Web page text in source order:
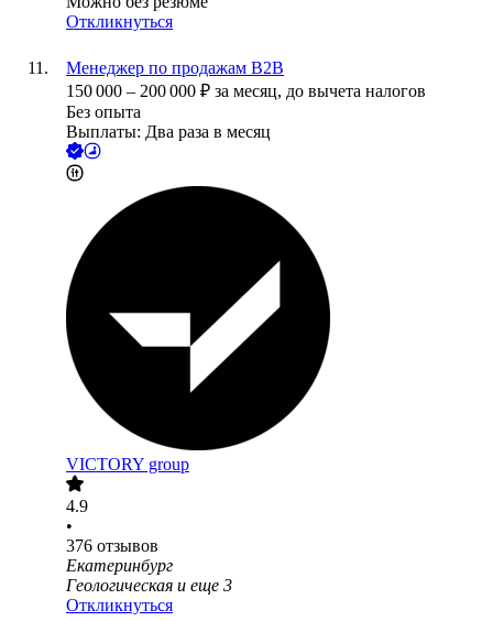
Откликнуться
Менеджер по продажам B2B
150 000 – 200 000 ₽ за месяц, до вычета налогов
Без опыта
Выплаты: Два раза в месяц
VICTORY group
4.9
•
376 отзывов
Екатеринбург
Геологическая и еще 3
Откликнуться